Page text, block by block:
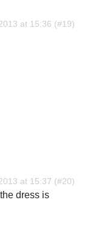
at 15:36
at 15:37
dress is